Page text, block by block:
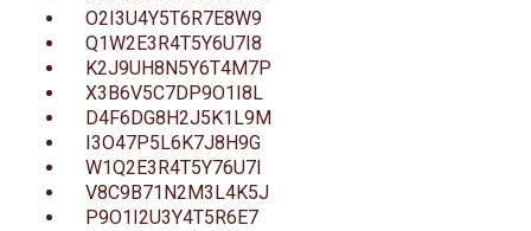
O2I3U4Y5T6R7E8W9
Q1W2E3R4T5Y6U7I8
K2J9UH8N5Y6T4M7P
X3B6V5C7DP9O1I8L
D4F6DG8H2J5K1L9M
I3O47P5L6K7J8H9G
W1Q2E3R4T5Y76U7I
V8C9B71N2M3L4K5J
P9O1I2U3Y4T5R6E7